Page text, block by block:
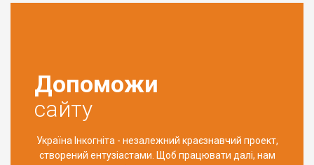
Допоможи
сайту
Україна Інкогніта - незалежний краєзнавчий проект,
створений ентузіастами. Щоб працювати далі, нам